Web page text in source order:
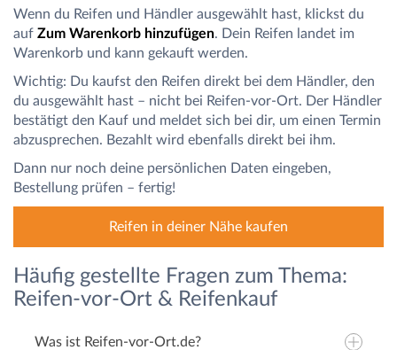
Wenn du Reifen und Händler ausgewählt hast, klickst du
auf Zum Warenkorb hinzufügen. Dein Reifen landet im
Warenkorb und kann gekauft werden.
Wichtig: Du kaufst den Reifen direkt bei dem Händler, den
du ausgewählt hast – nicht bei Reifen-vor-Ort. Der Händler
bestätigt den Kauf und meldet sich bei dir, um einen Termin
abzusprechen. Bezahlt wird ebenfalls direkt bei ihm.
Dann nur noch deine persönlichen Daten eingeben,
Bestellung prüfen – fertig!
Reifen in deiner Nähe kaufen
Häufig gestellte Fragen zum Thema:
Reifen-vor-Ort & Reifenkauf
Was ist Reifen-vor-Ort.de?